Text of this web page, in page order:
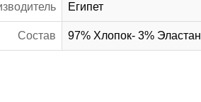
Египет
Состав 97% Хлопок- 3% Эластан